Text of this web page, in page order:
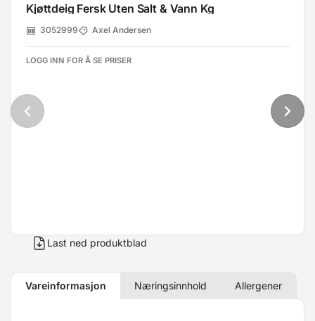
Kjøttdeig Fersk Uten Salt & Vann Kg
3052999 Axel Andersen
LOGG INN FOR Å SE PRISER
Last ned produktblad
Vareinformasjon Næringsinnhold Allergener